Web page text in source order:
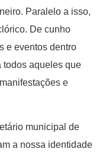
Paralelo a isso,
De cunho
e eventos dentro
todos aqueles que
e
municipal de
a nossa identidade